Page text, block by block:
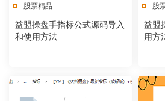
股票精品
益盟操盘手指标公式源码导入
和使用方法
股
益盟
用方